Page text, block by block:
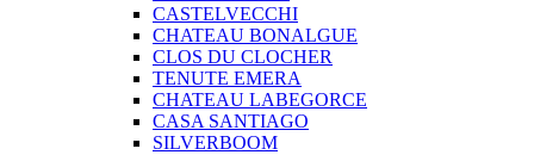
CASTELVECCHI
CHATEAU BONALGUE
CLOS DU CLOCHER
TENUTE EMERA
CHATEAU LABEGORCE
CASA SANTIAGO
SILVERBOOM